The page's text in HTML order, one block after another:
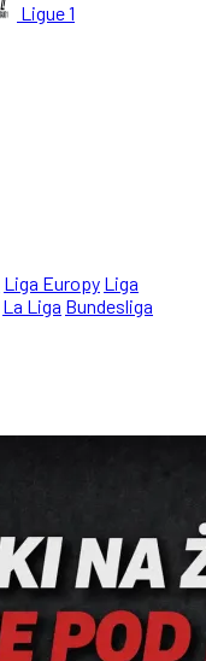
Ligue 1
Liga Europy Liga
La Liga Bundesliga